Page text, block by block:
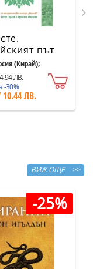
път
(Кирай);
ЛВ.
-30%
10.44 ЛВ.
ВИЖ ОЩЕ >>
-25%